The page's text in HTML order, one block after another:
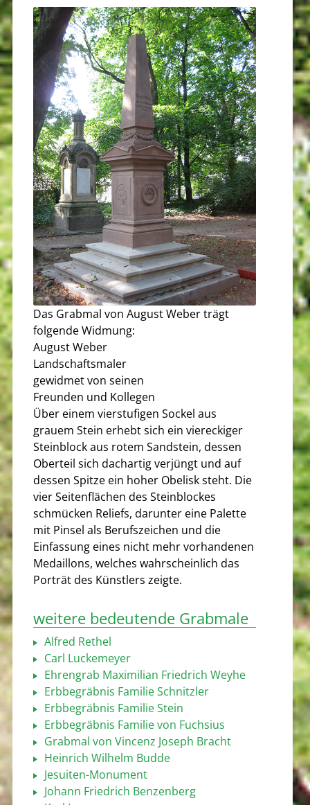
Das Grabmal von August Weber trägt
folgende Widmung:
August Weber
Landschaftsmaler
gewidmet von seinen
Freunden und Kollegen
Über einem vierstufigen Sockel aus
grauem Stein erhebt sich ein viereckiger
Steinblock aus rotem Sandstein, dessen
Oberteil sich dachartig verjüngt und auf
dessen Spitze ein hoher Obelisk steht. Die
vier Seitenflächen des Steinblockes
schmücken Reliefs, darunter eine Palette
mit Pinsel als Berufszeichen und die
Einfassung eines nicht mehr vorhandenen
Medaillons, welches wahrscheinlich das
Porträt des Künstlers zeigte.
weitere bedeutende Grabmale
Alfred Rethel
Carl Luckemeyer
Ehrengrab Maximilian Friedrich Weyhe
Erbbegräbnis Familie Schnitzler
Erbbegräbnis Familie Stein
Erbbegräbnis Familie von Fuchsius
Grabmal von Vincenz Joseph Bracht
Heinrich Wilhelm Budde
Jesuiten-Monument
Johann Friedrich Benzenberg